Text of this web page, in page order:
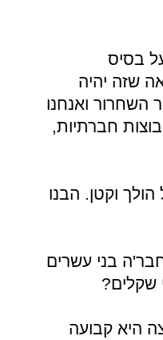
בסיס
שזה יהיה
השחרור ואנחנו
חברתיות,
וקטן. הבנו
בני עשרים
שקלים?
היא קבועה